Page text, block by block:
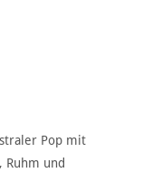
Pop mit
Ruhm und